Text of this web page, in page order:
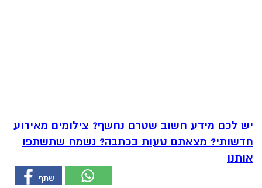
יש לכם מידע חשוב שטרם נחשף? צילומים מאירוע
חדשותי? מצאתם טעות בכתבה? נשמח שתשתפו
אותנו